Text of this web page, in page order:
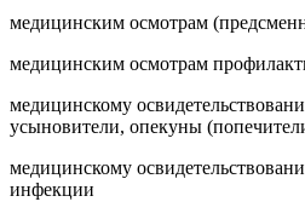
медицинским осмотрам
медицинским осмотрам
медицинскому
усыновители, опекуны
медицинскому
инфекции